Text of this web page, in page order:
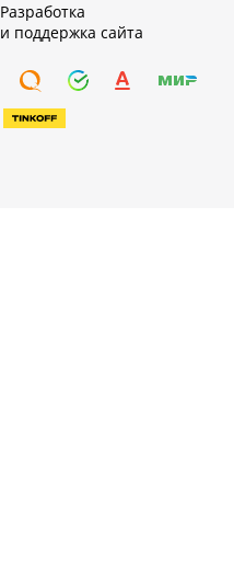
Разработка
и поддержка сайта